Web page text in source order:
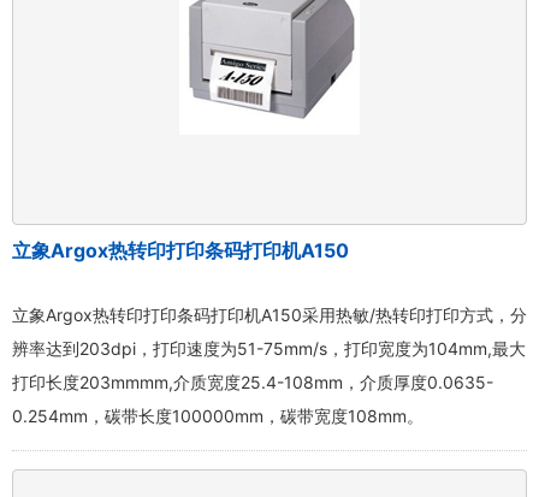
立象Argox热转印打印条码打印机A150
立象Argox热转印打印条码打印机A150采用热敏/热转印打印方式，分
辨率达到203dpi，打印速度为51-75mm/s，打印宽度为104mm,最大
打印长度203mmmm,介质宽度25.4-108mm，介质厚度0.0635-
0.254mm，碳带长度100000mm，碳带宽度108mm。